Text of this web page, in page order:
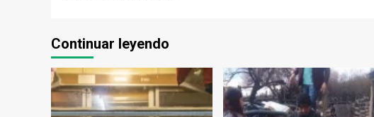
Continuar leyendo